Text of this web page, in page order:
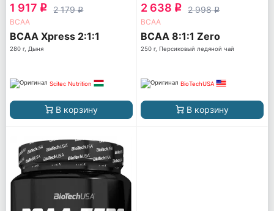
1 917 q 2 179q
ВСАА
BCAA Xpress 2:1:1
280 г, Дыня
Scitec Nutrition
В корзину
2 638 q 2 998q
ВСАА
BCAA 8:1:1 Zero
250 г, Персиковый ледяной чай
BioTechUSA
В корзину